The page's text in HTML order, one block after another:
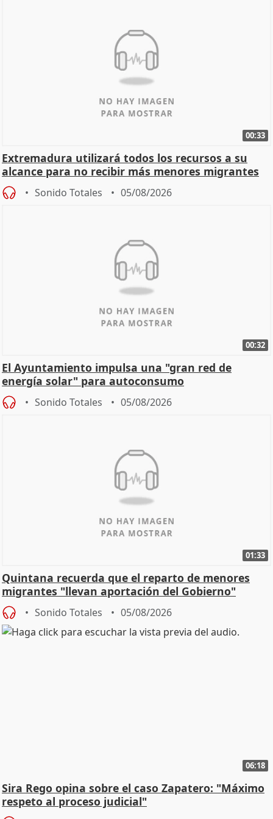
00:33
Extremadura utilizará todos los recursos a su
alcance para no recibir más menores migrantes
Sonido Totales 05/08/2026
00:32
El Ayuntamiento impulsa una "gran red de
energía solar" para autoconsumo
Sonido Totales 05/08/2026
01:33
Quintana recuerda que el reparto de menores
migrantes "llevan aportación del Gobierno"
central
Sonido Totales 05/08/2026
06:18
Sira Rego opina sobre el caso Zapatero: "Máximo
respeto al proceso judicial"